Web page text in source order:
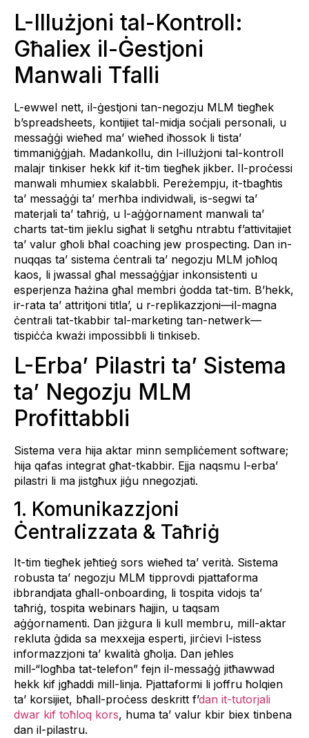
L-Illużjoni tal-Kontroll:
Għaliex il-Ġestjoni
Manwali Tfalli
L-ewwel nett, il-ġestjoni tan-negozju MLM tiegħek
b’spreadsheets, kontijiet tal-midja soċjali personali, u
messaġġi wieħed ma’ wieħed iħossok li tista’
timmaniġġjah. Madankollu, din l-illużjoni tal-kontroll
malajr tinkiser hekk kif it-tim tiegħek jikber. Il-proċessi
manwali mhumiex skalabbli. Pereżempju, it-tbagħtis
ta’ messaġġi ta’ merħba individwali, is-segwi ta’
materjali ta’ taħriġ, u l-aġġornament manwali ta’
charts tat-tim jieklu sigħat li setgħu ntrabtu f’attivitajiet
ta’ valur għoli bħal coaching jew prospecting. Dan in-
nuqqas ta’ sistema ċentrali ta’ negozju MLM joħloq
kaos, li jwassal għal messaġġjar inkonsistenti u
esperjenza ħażina għal membri ġodda tat-tim. B’hekk,
ir-rata ta’ attritjoni titla’, u r-replikazzjoni—il-magna
ċentrali tat-tkabbir tal-marketing tan-netwerk—
tispiċċa kważi impossibbli li tinkiseb.
L-Erba’ Pilastri ta’ Sistema
ta’ Negozju MLM
Profittabbli
Sistema vera hija aktar minn sempliċement software;
hija qafas integrat għat-tkabbir. Ejja naqsmu l-erba’
pilastri li ma jistgħux jiġu nnegozjati.
1. Komunikazzjoni
Ċentralizzata & Taħriġ
It-tim tiegħek jeħtieġ sors wieħed ta’ verità. Sistema
robusta ta’ negozju MLM tipprovdi pjattaforma
ibbrandjata għall-onboarding, li tospita vidojs ta’
taħriġ, tospita webinars ħajjin, u taqsam
aġġornamenti. Dan jiżgura li kull membru, mill-aktar
rekluta ġdida sa mexxejja esperti, jirċievi l-istess
informazzjoni ta’ kwalità għolja. Dan jeħles
mill-“logħba tat-telefon” fejn il-messaġġ jitħawwad
hekk kif jgħaddi mill-linja. Pjattaformi li joffru ħolqien
ta’ korsijiet, bħall-proċess deskritt f’dan it-tutorjali
dwar kif toħloq kors, huma ta’ valur kbir biex tinbena
dan il-pilastru.